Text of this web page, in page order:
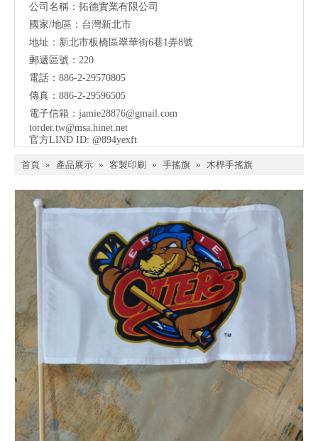
公司名稱：拓德實業有限公司
國家/地區：台灣新北市
地址：新北市板橋區翠華街6巷1弄8號
郵遞區號：220
電話：886-2-29570805
傳真：886-2-29596505
電子信箱： jamie28876@gmail.com
torder.tw@msa.hinet.net
官方LIND ID: @894yexft
首頁 » 產品展示 » 客製印刷 » 手搖旗 » 木桿手搖旗